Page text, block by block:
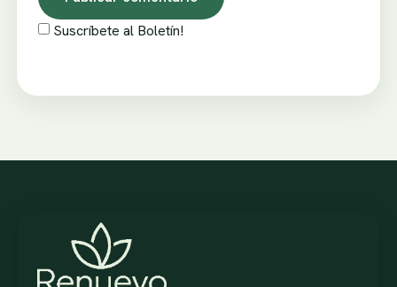
Suscríbete al Boletín!